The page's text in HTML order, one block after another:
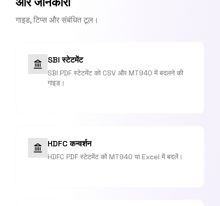
गाइड, टिप्स और संबंधित टूल।
SBI स्टेटमेंट
SBI PDF स्टेटमेंट को CSV और MT940 में बदलने की
गाइड।
HDFC कन्वर्शन
HDFC PDF स्टेटमेंट को MT940 या Excel में बदलें।